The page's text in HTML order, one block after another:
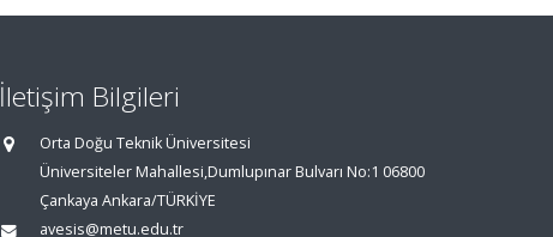
İletişim Bilgileri
Orta Doğu Teknik Üniversitesi
Üniversiteler Mahallesi,Dumlupınar Bulvarı No:1 06800
Çankaya Ankara/TÜRKİYE
avesis@metu.edu.tr